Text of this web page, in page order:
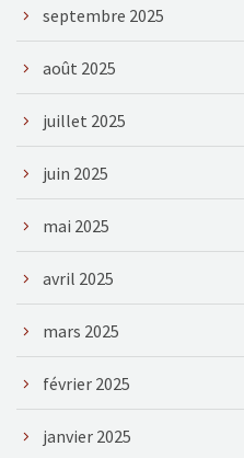
septembre 2025
août 2025
juillet 2025
juin 2025
mai 2025
avril 2025
mars 2025
février 2025
janvier 2025